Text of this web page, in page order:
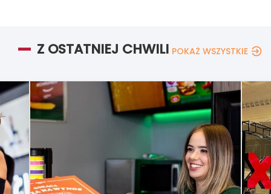
Z OSTATNIEJ CHWILI POKAŻ WSZYSTKIE